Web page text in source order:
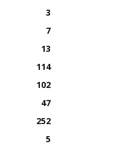
3
7
13
114
102
47
252
5